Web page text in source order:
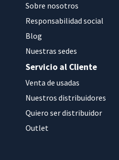
Sobre nosotros
Responsabilidad social
Blog
Nuestras sedes
Servicio al Cliente
Venta de usadas
Nuestros distribuidores
Quiero ser distribuidor
Outlet